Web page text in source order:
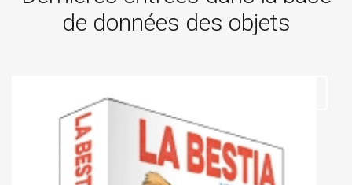
de données des objets